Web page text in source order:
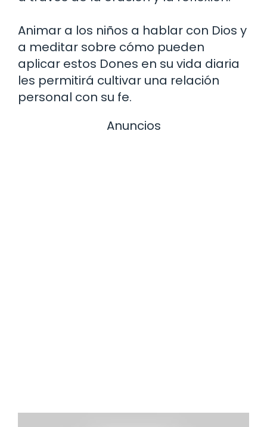
Animar a los niños a hablar con Dios y
a meditar sobre cómo pueden
aplicar estos Dones en su vida diaria
les permitirá cultivar una relación
personal con su fe.
Anuncios